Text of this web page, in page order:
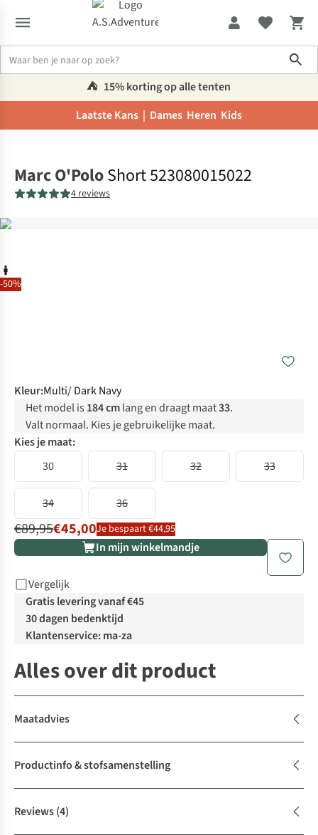
⛺️ 15% korting op alle tenten
Laatste Kans | Dames Heren Kids
-50%
Marc O'PoloShort 523080015022
4 reviews
Kleur:Multi/ Dark Navy
Het model is 184 cmlang en draagt maat33.
Valt normaal. Kies je gebruikelijke maat.
Kies je maat:
30
31 32 33
34 36
€89,95€45,00Je bespaart €44,95
In mijn winkelmandje
Vergelijk
Gratis levering vanaf €45
30 dagen bedenktijd
Klantenservice: ma-za
Alles over dit product
Maatadvies
Productinfo & stofsamenstelling
Reviews(4)